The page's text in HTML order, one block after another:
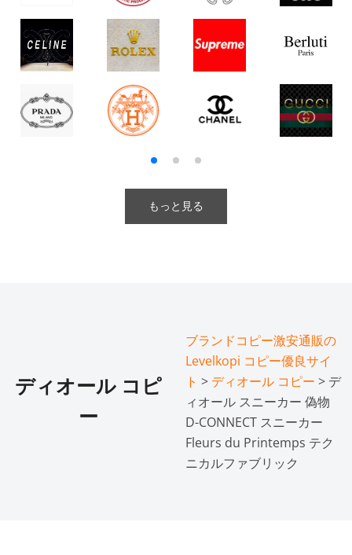
もっと見る
ディオール コピ
ー
ブランドコピー激安通販の
Levelkopi コピー優良サイ
ト > ディオール コピー > デ
ィオール スニーカー 偽物
D-CONNECT スニーカー
Fleurs du Printemps テク
ニカルファブリック